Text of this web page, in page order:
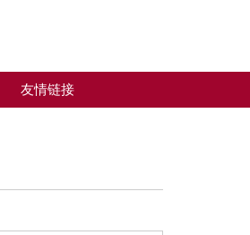
友情链接